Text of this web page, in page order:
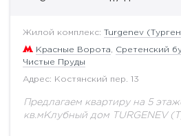
Жилой комплекс: Turgenev
Красные Ворота Сретенский
Чистые Пруды
Адрес: Костянский пер. 13
Предлагаем квартиру на 5
кв.мКлубный дом TURGENEV